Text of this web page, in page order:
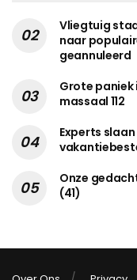
Vliegtuig
naar
geannuleerd
Grote paniek
massaal 112
Experts
Onze
(41)